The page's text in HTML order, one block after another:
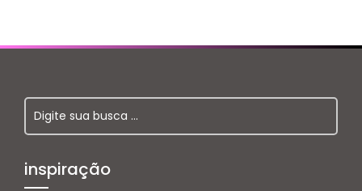
inspiração